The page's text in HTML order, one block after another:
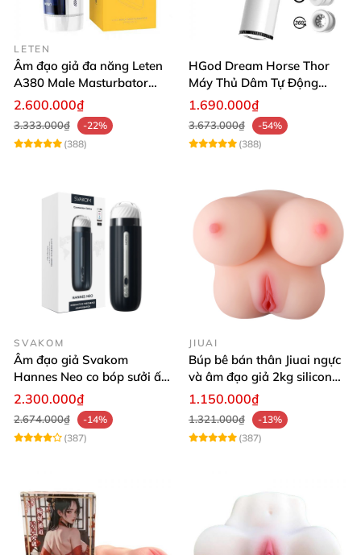
LETEN
Âm đạo giả đa năng Leten
A380 Male Masturbator
Version 4
2.600.000₫
3.333.000₫
-22%
(388)
HGod Dream Horse Thor
Máy Thủ Dâm Tự Động
Rung Thụt Xoay 360 Độ
1.690.000₫
3.673.000₫
-54%
(388)
SVAKOM
Âm đạo giả Svakom
Hannes Neo co bóp sưởi ấm
tiện lợi điều khiển app
2.300.000₫
2.674.000₫
-14%
(387)
JIUAI
Búp bê bán thân Jiuai ngực
và âm đạo giả 2kg silicon
nguyên khối cao cấp
1.150.000₫
1.321.000₫
-13%
(387)